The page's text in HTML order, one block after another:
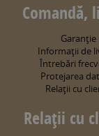
Comandă,
Garanţie
Informaţii de
Întrebări
Protejarea
Relaţii cu
Relaţii cu